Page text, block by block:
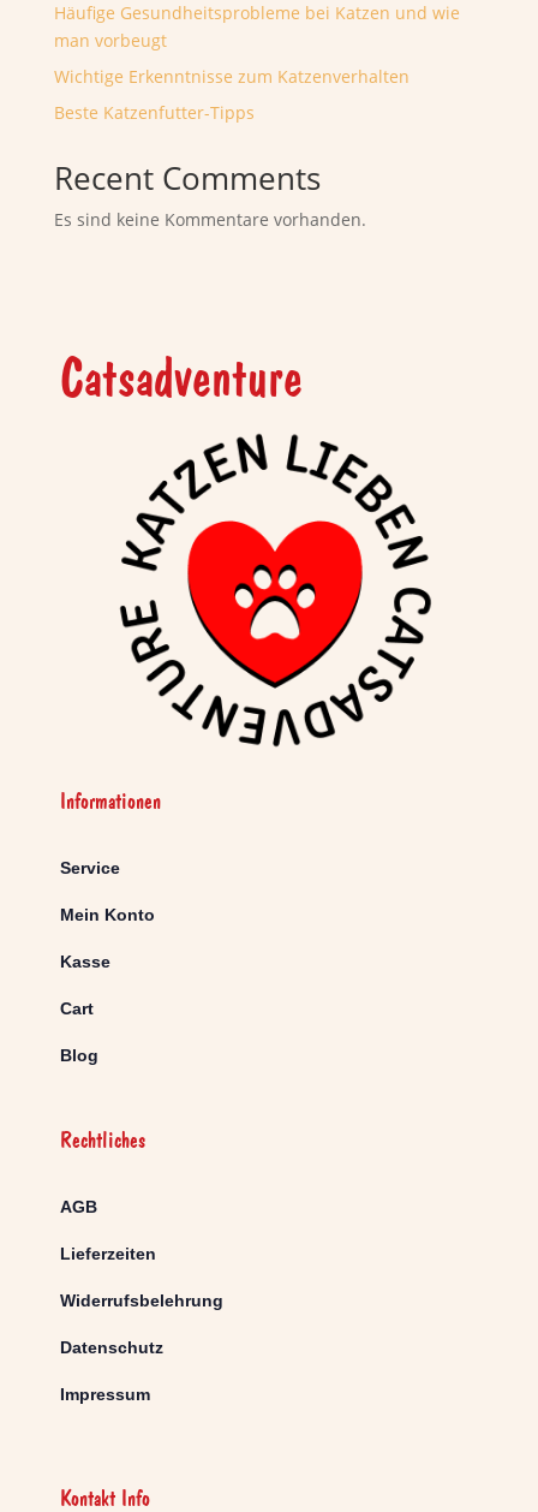
Häufige Gesundheitsprobleme bei Katzen und wie
man vorbeugt
Wichtige Erkenntnisse zum Katzenverhalten
Beste Katzenfutter-Tipps
Recent Comments
Es sind keine Kommentare vorhanden.
Catsadventure
Informationen
Service
Mein Konto
Kasse
Cart
Blog
Rechtliches
AGB
Lieferzeiten
Widerrufsbelehrung
Datenschutz
Impressum
Kontakt Info